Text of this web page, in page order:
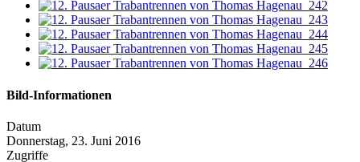
Bild-Informationen
Datum
Donnerstag, 23. Juni 2016
Zugriffe